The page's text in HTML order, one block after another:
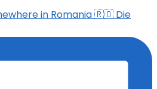
in Romania 🇷🇴 Die